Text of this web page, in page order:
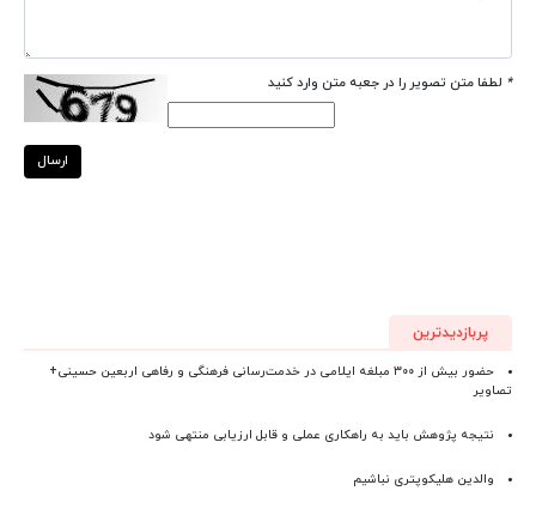
* لطفا متن تصویر را در جعبه متن وارد کنید
ارسال
پربازدیدترین
حضور بیش از ۳۰۰ مبلغه ایلامی در خدمت‌رسانی فرهنگی و رفاهی اربعین حسینی+
تصاویر
نتیجه پژوهش باید به راهکاری عملی و قابل ارزیابی منتهی شود
والدین هلیکوپتری نباشیم